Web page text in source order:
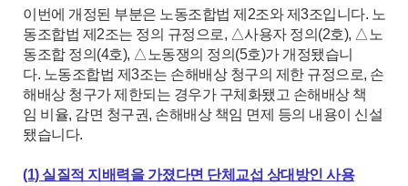
이번에 개정된 부분은 노동조합법 제2조와 제3조입니다. 노
동조합법 제2조는 정의 규정으로, △사용자 정의(2호), △노
동조합 정의(4호), △노동쟁의 정의(5호)가 개정됐습니
다. 노동조합법 제3조는 손해배상 청구의 제한 규정으로, 손
해배상 청구가 제한되는 경우가 구체화됐고 손해배상 책
임 비율, 감면 청구권, 손해배상 책임 면제 등의 내용이 신설
됐습니다.
(1) 실질적 지배력을 가졌다면 단체교섭 상대방인 사용